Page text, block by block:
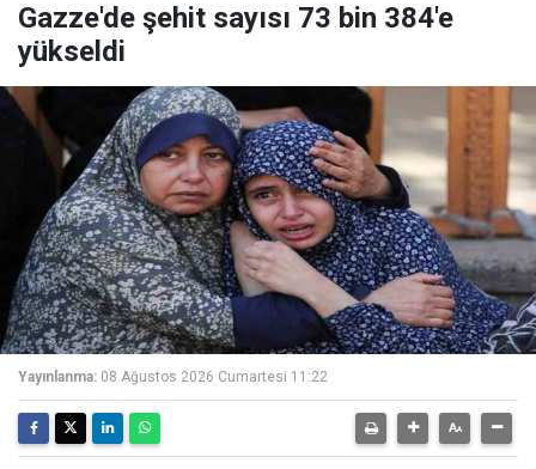
Gazze'de şehit sayısı 73 bin 384'e
yükseldi
Yayınlanma: 08 Ağustos 2026 Cumartesi 11:22